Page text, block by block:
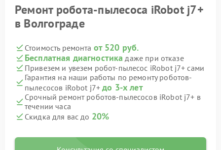
Ремонт робота-пылесоса iRobot j7+
в Волгограде
Стоимость ремонта от 520 руб.
Бесплатная диагностика даже при отказе
Привезем и увезем робот-пылесос iRobot j7+ сами
Гарантия на наши работы по ремонту роботов-
пылесосов iRobot j7+до 3-х лет
Срочный ремонт роботов-пылесосов iRobot j7+ в
течении часа
Скидка для вас до 20%